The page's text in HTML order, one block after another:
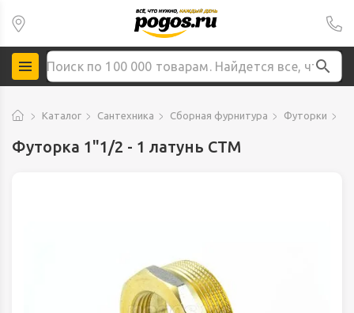
Каталог Сантехника Сборная фурнитура Футорки
Футорка 1"1/2 - 1 латунь CTM